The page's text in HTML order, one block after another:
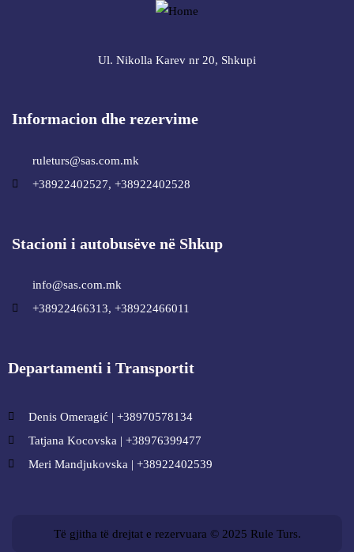
Ul. Nikolla Karev nr 20, Shkupi
Informacion dhe rezervime
ruleturs@sas.com.mk
+38922402527, +38922402528
Stacioni i autobusëve në Shkup
info@sas.com.mk
+38922466313, +38922466011
Departamenti i Transportit
Denis Omeragić | +38970578134
Tatjana Kocovska | +38976399477
Meri Mandjukovska | +38922402539
Të gjitha të drejtat e rezervuara © 2025 Rule Turs.